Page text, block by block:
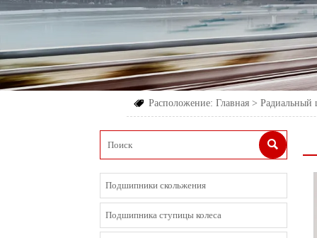
 Расположение:Главная >

Подшипники скольжения
Подшипника ступицы колеса